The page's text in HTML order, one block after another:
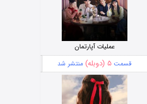
عملیات آپارتمان
قسمت ۵ (دوبله) منتشر شد